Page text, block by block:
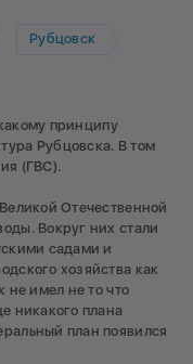
Рубцовск
принципу
Рубцовска. В том
(ГВС).
Отечественной
Вокруг них стали
садами и
хозяйства как
не имел не то что
никакого плана
план появился